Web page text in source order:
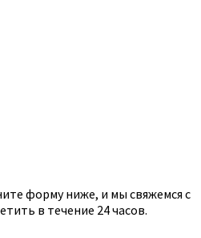
форму ниже, и мы свяжемся с
в течение 24 часов.